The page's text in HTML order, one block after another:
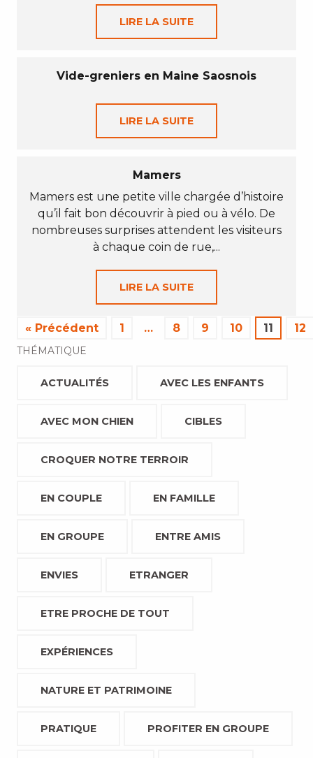
LIRE LA SUITE
Vide-greniers en Maine Saosnois
LIRE LA SUITE
Mamers
Mamers est une petite ville chargée d’histoire
qu’il fait bon découvrir à pied ou à vélo. De
nombreuses surprises attendent les visiteurs
à chaque coin de rue,...
LIRE LA SUITE
« Précédent 1 … 8 9 10 11 12
THÉMATIQUE
ACTUALITÉS AVEC LES ENFANTS
AVEC MON CHIEN CIBLES
CROQUER NOTRE TERROIR
EN COUPLE EN FAMILLE
EN GROUPE ENTRE AMIS
ENVIES ETRANGER
ETRE PROCHE DE TOUT
EXPÉRIENCES
NATURE ET PATRIMOINE
PRATIQUE PROFITER EN GROUPE